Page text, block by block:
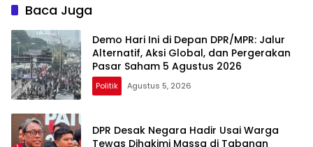
Baca Juga
Demo Hari Ini di Depan DPR/MPR: Jalur
Alternatif, Aksi Global, dan Pergerakan
Pasar Saham 5 Agustus 2026
Politik Agustus 5, 2026
DPR Desak Negara Hadir Usai Warga
Tewas Dihakimi Massa di Tabanan